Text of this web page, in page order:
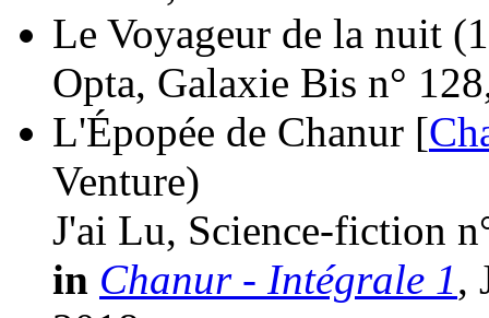
Le Voyageur de la nuit
Opta, Galaxie Bis n°
L'Épopée de Chanur [
Venture)
J'ai Lu, Science-fiction
in Chanur - Intégrale 1,